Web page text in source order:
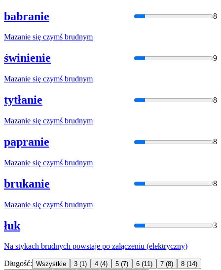
babranie 8
Mazanie się czymś brudnym
świnienie 9
Mazanie się czymś brudnym
tytłanie 8
Mazanie się czymś brudnym
papranie 8
Mazanie się czymś brudnym
brukanie 8
Mazanie się czymś brudnym
łuk 3
Na stykach brudnych powstaje po załączeniu (elektryczny)
Długość: Wszystkie 3 (1) 4 (4) 5 (7) 6 (11) 7 (8) 8 (14)